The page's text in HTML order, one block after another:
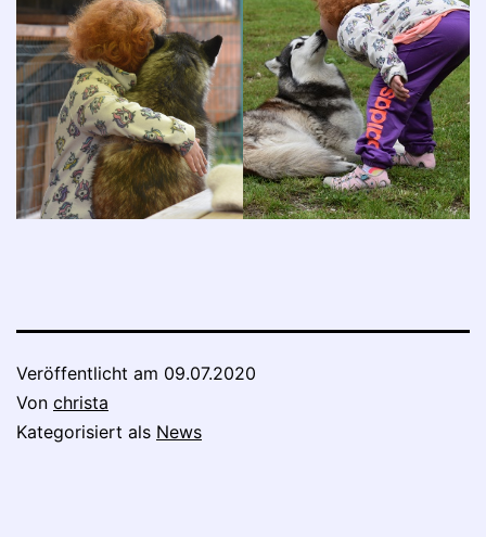
Veröffentlicht am 09.07.2020
Von christa
Kategorisiert als News